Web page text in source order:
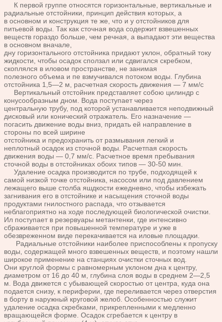
К первой группе относятся горизонтальные, вертикальные и
радиальные отстойники, принцип действия которых, а
в основном и конструкция те же, что и у отстойников для
питьевой воды. Так как сточная вода содержит взвешенных
веществ гораздо больше, чем речная, а выпадают эти вещества
в основном вначале,
дну горизонтального отстойника придают уклон, обратный току
жидкости, чтобы осадок сползал или сдвигался скребком,
скоплялся в иловом пространстве, не занимая
полезного объема и пе взмучивался потоком воды. Глубина
отстойника 1,5—2 м, расчетная скорость движения — 7 мм/с
Вертикальный отстойник представляет собою цилиндр с
конусообразным дном. Вода поступает через
центральную трубу, под которой устанавливается неподвижный
дисковый или конический отражатель. Его назначение —
погасить движение воды вниз, придать ей направление в
стороны по всей ширине
отстойника и предохранить от размывания легкий и
неплотный осадок из сточной воды. Расчетпая скорость
движения воды — 0,7 мм/с. Расчетное время пребывания
сточной воды в отстойниках обоих типов — 30-50 мин.
Удаление осадка производится по трубе, подходящей к
самой низкой точке отстойника, насосом или под давлением
лежащего выше столба яшдкости ежедневно, чтобы избежать
загнивания его в отстойнике и насыщения сточной воды
продуктами гнилостного распада, что отзывается
неблагоприятно на ходе последующей биологической очистки.
Ил поступает в резервуары метантенки, где интенсивно
сбраживается при повышенной температуре и уже в
обезвреженном виде перекачивается на иловые площадки.
Радиальные отстойники наиболее приспособлены к пропуску
воды, содержащей много взвешенных веществ, и поэтому нашли
широкое применение на станциях очистки сточных вод.
Они круглой формы с равномерным уклоном дна к центру,
диаметром от 16 до 40 м, глубина слоя воды в среднем 2—2,5
м. Вода движется с убывающей скоростью от центра, куда она
подается снизу, к периферии, где переливается через отверстия
в борту в наружный круговой желоб. Особенностью служит
удаление осадка скребками, прикрепленными к медленно
вращающейся форме. Осадок сгребается к центру в